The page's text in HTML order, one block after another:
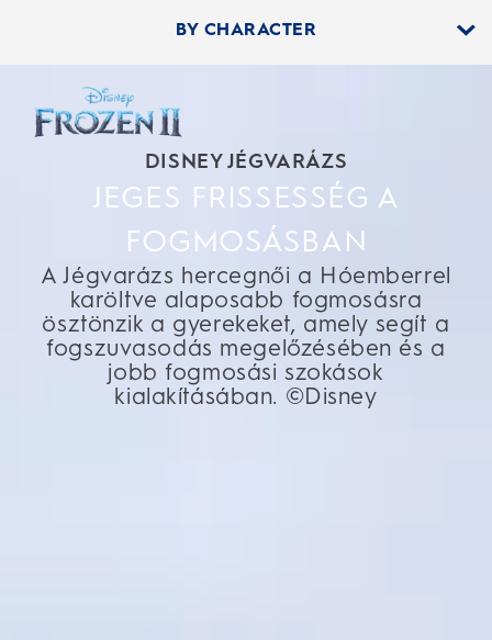
TERMÉKTÍPUS SZERINT
BY CHARACTER
DISNEY JÉGVARÁZS
JEGES FRISSESSÉG A
FOGMOSÁSBAN
A Jégvarázs hercegnői a Hóemberrel
karöltve alaposabb fogmosásra
ösztönzik a gyerekeket, amely segít a
fogszuvasodás megelőzésében és a
jobb fogmosási szokások
kialakításában. ©Disney